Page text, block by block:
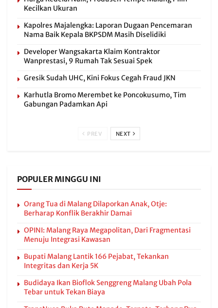
Kecilkan Ukuran
Kapolres Majalengka: Laporan Dugaan Pencemaran
Nama Baik Kepala BKPSDM Masih Diselidiki
Developer Wangsakarta Klaim Kontraktor
Wanprestasi, 9 Rumah Tak Sesuai Spek
Gresik Sudah UHC, Kini Fokus Cegah Fraud JKN
Karhutla Bromo Merembet ke Poncokusumo, Tim
Gabungan Padamkan Api
PREV NEXT
POPULER MINGGU INI
Orang Tua di Malang Dilaporkan Anak, Otje:
Berharap Konflik Berakhir Damai
OPINI: Malang Raya Megapolitan, Dari Fragmentasi
Menuju Integrasi Kawasan
Bupati Malang Lantik 166 Pejabat, Tekankan
Integritas dan Kerja 5K
Budidaya Ikan Bioflok Senggreng Malang Ubah Pola
Tebar untuk Tekan Biaya